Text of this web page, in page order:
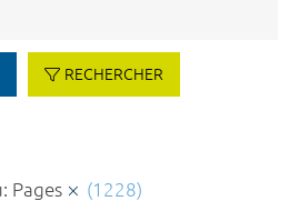
RECHERCHER
Pages (1228)